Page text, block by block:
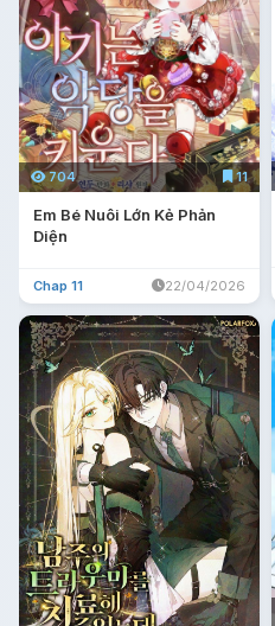
704 11
Em Bé Nuôi Lớn Kẻ Phản
Diện
Chap 11 22/04/2026